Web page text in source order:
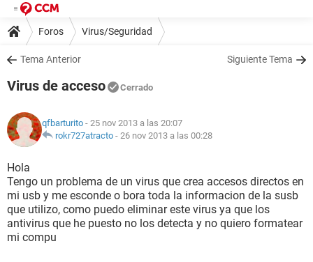
Foros Virus/Seguridad
Tema Anterior Siguiente Tema
Virus de acceso Cerrado
qfbarturito - 25 nov 2013 a las 20:07
rokr727atracto - 26 nov 2013 a las 00:28
Hola
Tengo un problema de un virus que crea accesos directos en
mi usb y me esconde o bora toda la informacion de la susb
que utilizo, como puedo eliminar este virus ya que los
antivirus que he puesto no los detecta y no quiero formatear
mi compu